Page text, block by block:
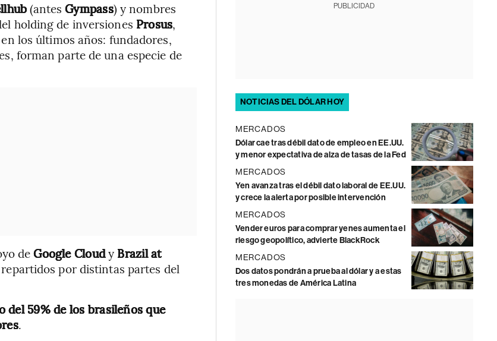
(antesGympass) y nombres
holding de inversiones Prosus,
los últimos años: fundadores,
forman parte de una especie de
deGoogle Cloudy Brazil at
por distintas partes del
del 59% de los brasileños que
.
PUBLICIDAD
NOTICIAS DEL DÓLAR HOY
MERCADOS
Dólar cae tras débil dato de empleo en EE.UU.
y menor expectativa de alza de tasas de la Fed
MERCADOS
Yen avanza tras el débil dato laboral de EE.UU.
y crece la alerta por posible intervención
MERCADOS
Vender euros para comprar yenes aumenta el
riesgo geopolítico, advierte BlackRock
MERCADOS
Dos datos pondrán a prueba al dólar y a estas
tres monedas de América Latina